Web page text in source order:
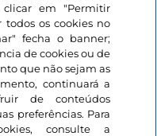
clicar em "Permitir
todos os cookies no
fecha o banner;
de cookies ou de
que não sejam as
continuará a
de conteúdos
preferências. Para
consulte a